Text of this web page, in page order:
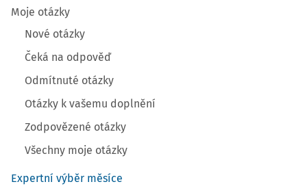
Moje otázky
Nové otázky
Čeká na odpověď
Odmítnuté otázky
Otázky k vašemu doplnění
Zodpovězené otázky
Všechny moje otázky
Expertní výběr měsíce